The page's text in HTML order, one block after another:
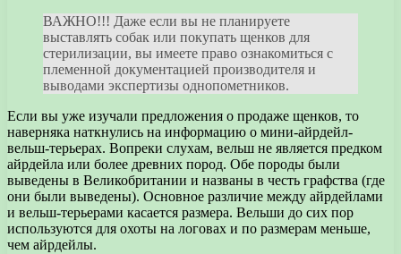
ВАЖНО!!! Даже если вы не планируете
выставлять собак или покупать щенков для
стерилизации, вы имеете право ознакомиться с
племенной документацией производителя и
выводами экспертизы однопометников.
Если вы уже изучали предложения о продаже щенков, то
наверняка наткнулись на информацию о мини-айрдейл-
вельш-терьерах. Вопреки слухам, вельш не является предком
айрдейла или более древних пород. Обе породы были
выведены в Великобритании и названы в честь графства (где
они были выведены). Основное различие между айрдейлами
и вельш-терьерами касается размера. Вельши до сих пор
используются для охоты на логовах и по размерам меньше,
чем айрдейлы.